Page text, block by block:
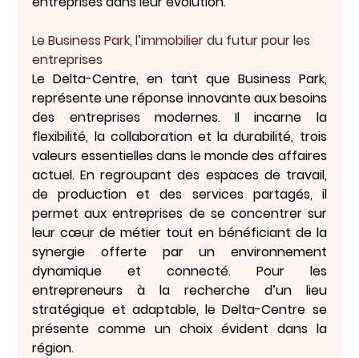
Le Business Park, l’immobilier du futur pour les
entreprises
Le Delta-Centre, en tant que Business Park,
représente une réponse innovante aux besoins
des entreprises modernes. Il incarne la
flexibilité, la collaboration et la durabilité, trois
valeurs essentielles dans le monde des affaires
actuel. En regroupant des espaces de travail,
de production et des services partagés, il
permet aux entreprises de se concentrer sur
leur cœur de métier tout en bénéficiant de la
synergie offerte par un environnement
dynamique et connecté. Pour les
entrepreneurs à la recherche d’un lieu
stratégique et adaptable, le Delta-Centre se
présente comme un choix évident dans la
région.